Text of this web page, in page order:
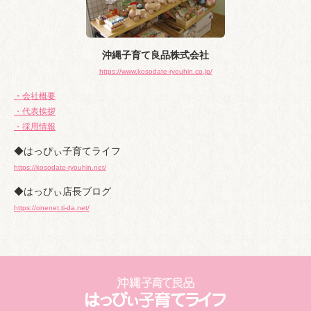
沖縄子育て良品株式会社
https://www.kosodate-ryouhin.co.jp/
・会社概要
・代表挨拶
・採用情報
◆はっぴぃ子育てライフ
https://kosodate-ryouhin.net/
◆はっぴぃ店長ブログ
https://onenet.ti-da.net/